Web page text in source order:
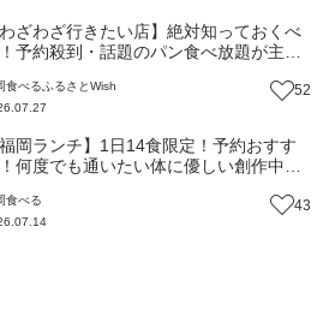
わざわざ行きたい店】絶対知っておくべ
予約殺到・話題のパン食べ放題が主
garden』（福岡・新宮町）【まち
】
食べる ふるさとWish
52
福岡ランチ】1日14食限定！予約おすす
何度でも通いたい体に優しい創作中華
ち歩き】
食べる
43